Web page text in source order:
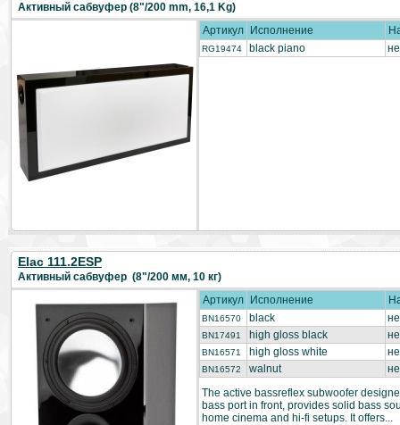
Активный сабвуфер (8"/200 mm, 16,1 Kg)
Артикул
Исполнение
RG19474 black piano
Elac 111.2ESP
Активный сабвуфер (8"/200 мм, 10 кг)
Артикул
Исполнение
BN16570 black
BN17491 high gloss black
BN16571 high gloss white
BN16572 walnut
The active bassreflex subwoofer
bass port in front, provides solid bass
home cinema and hi-fi setups. It offers...